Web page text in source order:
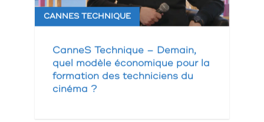
CANNES TECHNIQUE
CanneS Technique – Demain,
quel modèle économique pour la
formation des techniciens du
cinéma ?